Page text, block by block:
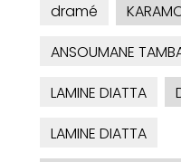
dramé
ANSOUMANE
LAMINE DIATTA
LAMINE DIATTA